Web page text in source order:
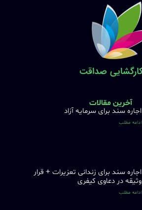
آخرین مقالات
اجاره سند برای سرمایه آزاد
ادامه مطلب
اجاره سند برای زندانی تعزیرات + قرار
وثیقه در دعاوی کیفری
ادامه مطلب